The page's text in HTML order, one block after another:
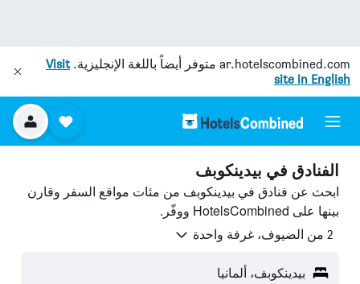
ar.hotelscombined.com متوفر أيضاً باللغة الإنجليزية.Visit
site in English
الفنادق في بيدينكوبف
ابحث عن فنادق في بيدينكوبف من مئات مواقع السفر وقارن
بينها على HotelsCombined ووفّر.
2 من الضيوف، غرفة واحدة
بيدينكوبف، ألمانيا